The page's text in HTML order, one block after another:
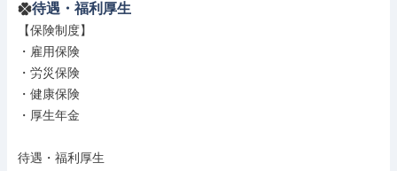
待遇・福利厚生
【保険制度】
・雇用保険
・労災保険
・健康保険
・厚生年金
待遇・福利厚生